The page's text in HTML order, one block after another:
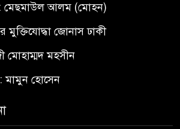
: মেছমাউল আলম (মোহন)
মুক্তিযোদ্ধা জোনাস ঢাকী
মোহাম্মদ মহসীন
মামুন হোসেন